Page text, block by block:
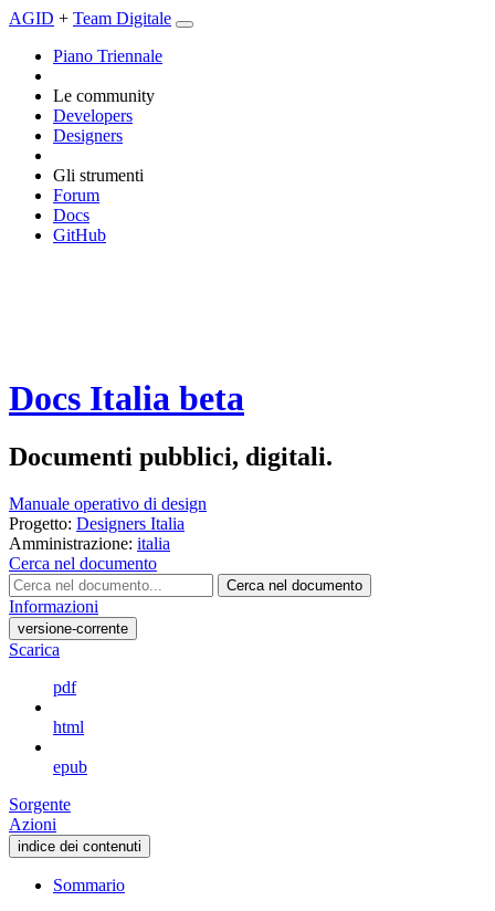
AGID + Team Digitale
Piano Triennale
Le community
Developers
Designers
Gli strumenti
Forum
Docs
GitHub
Docs Italia beta
Documenti pubblici, digitali.
Manuale operativo di design
Progetto: Designers Italia
Amministrazione: italia
Cerca nel documento
Cerca nel documento
Informazioni
versione-corrente
Scarica
pdf
html
epub
Sorgente
Azioni
indice dei contenuti
Sommario